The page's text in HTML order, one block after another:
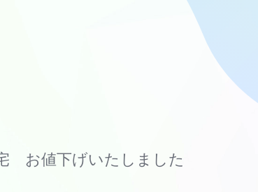
お値下げいたしました